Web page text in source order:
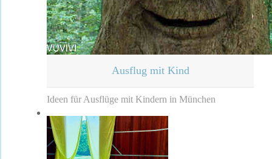
Ausflug mit Kind
Ideen für Ausflüge mit Kindern in München